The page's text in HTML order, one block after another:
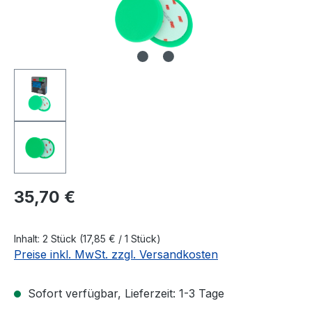
Regulärer Preis:
35,70 €
Inhalt: 2 Stück (17,85 € / 1 Stück)
Preise inkl. MwSt. zzgl. Versandkosten
Sofort verfügbar, Lieferzeit: 1-3 Tage